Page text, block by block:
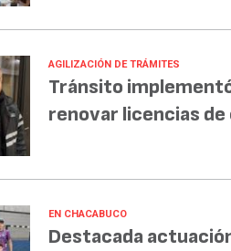
AGILIZACIÓN DE TRÁMITES
Tránsito
renovar licencias
EN CHACABUCO
Destacada